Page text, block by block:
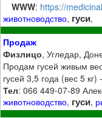
WWW: https://
животноводство, гуси,
Продаж
Физлицо, Угледар,
Продам гусей живым
гусей 3,5 года (вес 5 кг)
Тел: 066 449-07-89
животноводство, гуси,